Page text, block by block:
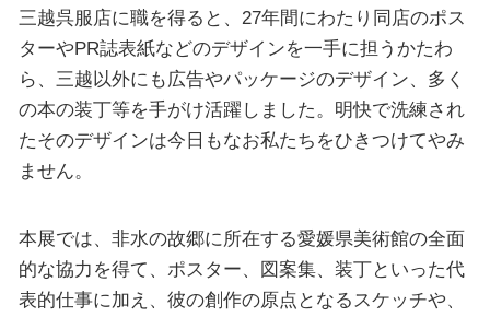
三越呉服店に職を得ると、27年間にわたり同店のポス
ターやPR誌表紙などのデザインを一手に担うかたわ
ら、三越以外にも広告やパッケージのデザイン、多く
の本の装丁等を手がけ活躍しました。明快で洗練され
たそのデザインは今日もなお私たちをひきつけてやみ
ません。
本展では、非水の故郷に所在する愛媛県美術館の全面
的な協力を得て、ポスター、図案集、装丁といった代
表的仕事に加え、彼の創作の原点となるスケッチや、